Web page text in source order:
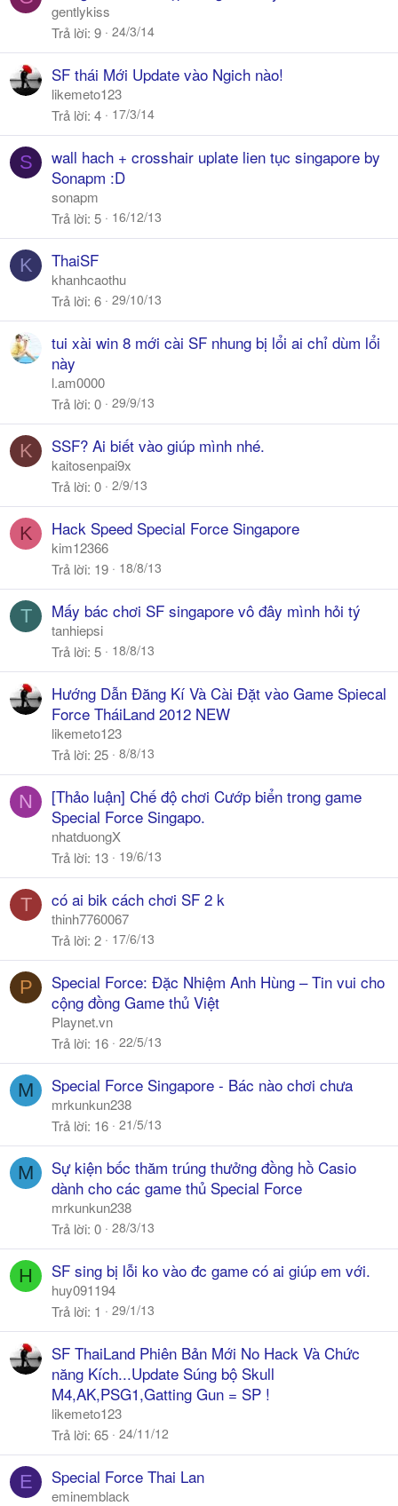
gentlykiss
Trả lời 9 24/3/14
SF thái Mới Update vào Ngich nào!
likemeto123
Trả lời 4 17/3/14
S
wall hach + crosshair uplate lien tục singapore by
Sonapm :D
sonapm
Trả lời 5 16/12/13
K ThaiSF
khanhcaothu
Trả lời 6 29/10/13
tui xài win 8 mới cài SF nhung bị lổi ai chỉ dùm lổi
này
l.am0000
Trả lời 0 29/9/13
K SSF? Ai biết vào giúp mình nhé.
kaitosenpai9x
Trả lời 0 2/9/13
K Hack Speed Special Force Singapore
kim12366
Trả lời 19 18/8/13
T Mấy bác chơi SF singapore vô đây mình hỏi tý
tanhiepsi
Trả lời 5 18/8/13
Hướng Dẫn Đăng Kí Và Cài Đặt vào Game Spiecal
Force TháiLand 2012 NEW
likemeto123
Trả lời 25 8/8/13
N
[Thảo luận] Chế độ chơi Cướp biển trong game
Special Force Singapo.
nhatduongX
Trả lời 13 19/6/13
T có ai bik cách chơi SF 2 k
thinh7760067
Trả lời 2 17/6/13
P
Special Force: Đặc Nhiệm Anh Hùng – Tin vui cho
cộng đồng Game thủ Việt
Playnet.vn
Trả lời 16 22/5/13
M Special Force Singapore - Bác nào chơi chưa
mrkunkun238
Trả lời 16 21/5/13
M
Sự kiện bốc thăm trúng thưởng đồng hồ Casio
dành cho các game thủ Special Force
mrkunkun238
Trả lời 0 28/3/13
H SF sing bị lỗi ko vào đc game có ai giúp em với.
huy091194
Trả lời 1 29/1/13
SF ThaiLand Phiên Bản Mới No Hack Và Chức
năng Kích...Update Súng bộ Skull
M4,AK,PSG1,Gatting Gun = SP !
likemeto123
Trả lời 65 24/11/12
E Special Force Thai Lan
eminemblack